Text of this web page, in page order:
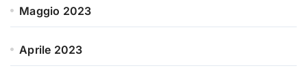
Maggio 2023
Aprile 2023